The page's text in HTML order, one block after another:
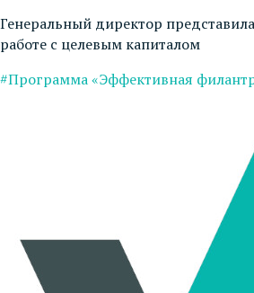
Генеральный директор
работе с целевым капиталом
#Программа «Эффективная